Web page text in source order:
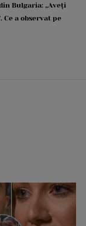
Bulgaria: „Aveți
Ce a observat pe